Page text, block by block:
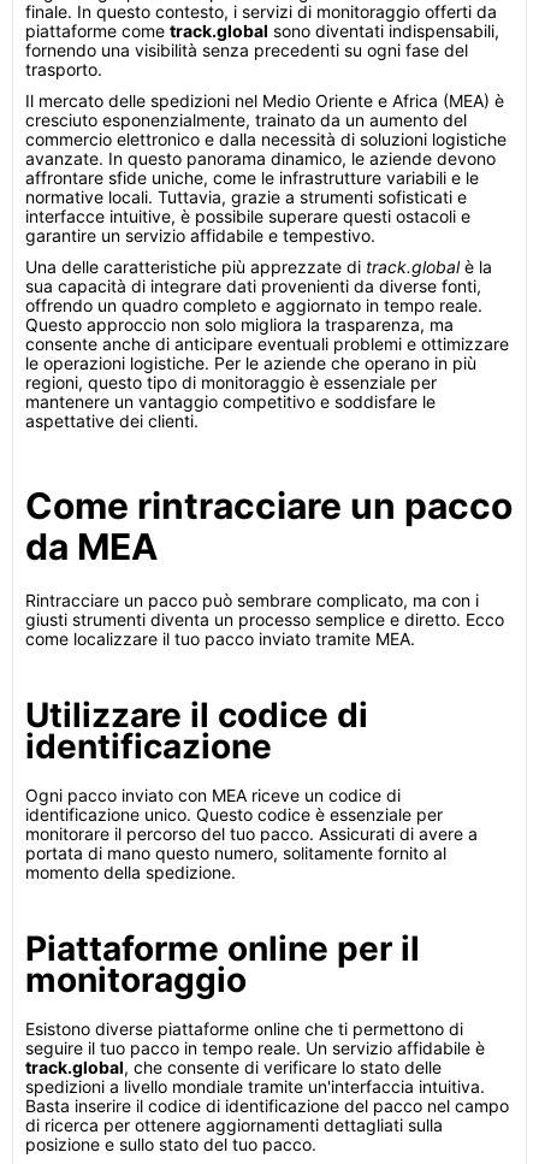
finale. In questo contesto, i servizi di monitoraggio offerti da
piattaforme come track.global sono diventati indispensabili,
fornendo una visibilità senza precedenti su ogni fase del
trasporto.
Il mercato delle spedizioni nel Medio Oriente e Africa (MEA) è
cresciuto esponenzialmente, trainato da un aumento del
commercio elettronico e dalla necessità di soluzioni logistiche
avanzate. In questo panorama dinamico, le aziende devono
affrontare sfide uniche, come le infrastrutture variabili e le
normative locali. Tuttavia, grazie a strumenti sofisticati e
interfacce intuitive, è possibile superare questi ostacoli e
garantire un servizio affidabile e tempestivo.
Una delle caratteristiche più apprezzate di track.globalè la
sua capacità di integrare dati provenienti da diverse fonti,
offrendo un quadro completo e aggiornato in tempo reale.
Questo approccio non solo migliora la trasparenza, ma
consente anche di anticipare eventuali problemi e ottimizzare
le operazioni logistiche. Per le aziende che operano in più
regioni, questo tipo di monitoraggio è essenziale per
mantenere un vantaggio competitivo e soddisfare le
aspettative dei clienti.
Come rintracciare un pacco
da MEA
Rintracciare un pacco può sembrare complicato, ma con i
giusti strumenti diventa un processo semplice e diretto. Ecco
come localizzare il tuo pacco inviato tramite MEA.
Utilizzare il codice di
identificazione
Ogni pacco inviato con MEA riceve un codice di
identificazione unico. Questo codice è essenziale per
monitorare il percorso del tuo pacco. Assicurati di avere a
portata di mano questo numero, solitamente fornito al
momento della spedizione.
Piattaforme online per il
monitoraggio
Esistono diverse piattaforme online che ti permettono di
seguire il tuo pacco in tempo reale. Un servizio affidabile è
track.global, che consente di verificare lo stato delle
spedizioni a livello mondiale tramite un'interfaccia intuitiva.
Basta inserire il codice di identificazione del pacco nel campo
di ricerca per ottenere aggiornamenti dettagliati sulla
posizione e sullo stato del tuo pacco.